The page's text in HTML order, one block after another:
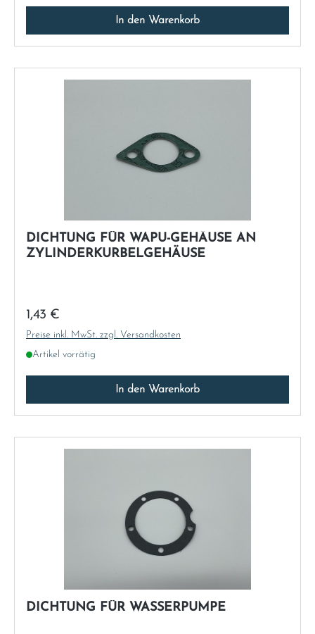
In den Warenkorb
DICHTUNG FÜR WAPU-GEHÄUSE AN
ZYLINDERKURBELGEHÄUSE
Regulärer Preis:
1,43 €
Preise inkl. MwSt. zzgl. Versandkosten
Artikel vorrätig
In den Warenkorb
DICHTUNG FÜR WASSERPUMPE